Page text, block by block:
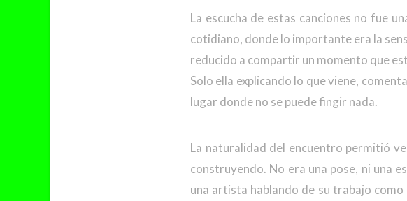
La escucha de estas canciones no fue
cotidiano, donde lo importante era la
reducido a compartir un momento que
Solo ella explicando lo que viene,
lugar donde no se puede fingir nada.
La naturalidad del encuentro permitió
construyendo. No era una pose, ni una
una artista hablando de su trabajo